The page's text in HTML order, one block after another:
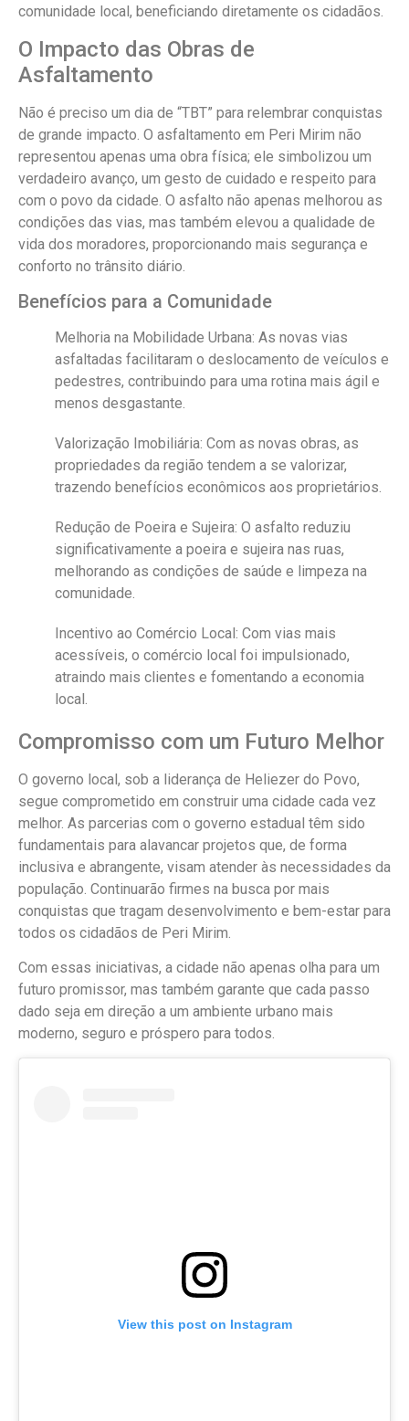
comunidade local, beneficiando diretamente os cidadãos.
O Impacto das Obras de
Asfaltamento
Não é preciso um dia de “TBT” para relembrar conquistas
de grande impacto. O asfaltamento em Peri Mirim não
representou apenas uma obra física; ele simbolizou um
verdadeiro avanço, um gesto de cuidado e respeito para
com o povo da cidade. O asfalto não apenas melhorou as
condições das vias, mas também elevou a qualidade de
vida dos moradores, proporcionando mais segurança e
conforto no trânsito diário.
Benefícios para a Comunidade
Melhoria na Mobilidade Urbana: As novas vias
asfaltadas facilitaram o deslocamento de veículos e
pedestres, contribuindo para uma rotina mais ágil e
menos desgastante.
Valorização Imobiliária: Com as novas obras, as
propriedades da região tendem a se valorizar,
trazendo benefícios econômicos aos proprietários.
Redução de Poeira e Sujeira: O asfalto reduziu
significativamente a poeira e sujeira nas ruas,
melhorando as condições de saúde e limpeza na
comunidade.
Incentivo ao Comércio Local: Com vias mais
acessíveis, o comércio local foi impulsionado,
atraindo mais clientes e fomentando a economia
local.
Compromisso com um Futuro Melhor
O governo local, sob a liderança de Heliezer do Povo,
segue comprometido em construir uma cidade cada vez
melhor. As parcerias com o governo estadual têm sido
fundamentais para alavancar projetos que, de forma
inclusiva e abrangente, visam atender às necessidades da
população. Continuarão firmes na busca por mais
conquistas que tragam desenvolvimento e bem-estar para
todos os cidadãos de Peri Mirim.
Com essas iniciativas, a cidade não apenas olha para um
futuro promissor, mas também garante que cada passo
dado seja em direção a um ambiente urbano mais
moderno, seguro e próspero para todos.
View this post on Instagram